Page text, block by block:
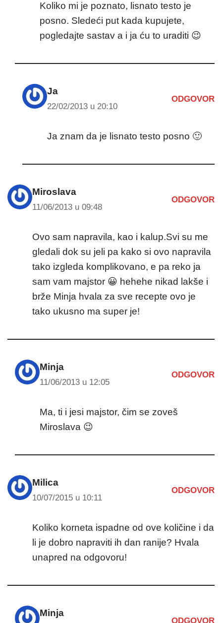
Koliko mi je poznato, lisnato testo je
posno. Sledeći put kada kupujete,
pogledajte sastav a i ja ću to uraditi 😉
Ja
22/02/2013 u 20:10
ODGOVOR
Ja znam da je lisnato testo posno 🙂
Miroslava
11/06/2013 u 09:48
ODGOVOR
Ovo sam napravila, kao i kalup.Svi su me
gledali dok su jeli pa kako si ovo napravila
tako izgleda komplikovano, e pa reko ja
sam vam majstor 😀 hehehe nikad lakše i
brže Minja hvala za sve recepte ovo je
tako ukusno ma super je!
Minja
11/06/2013 u 12:05
ODGOVOR
Ma, ti i jesi majstor, čim se zoveš
Miroslava 😉
Milica
10/07/2015 u 10:11
ODGOVOR
Koliko korneta ispadne od ove količine i da
li je dobro napraviti ih dan ranije? Hvala
unapred na odgovoru!
Minja
ODGOVOR